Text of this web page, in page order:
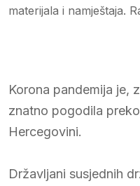
materijala i namještaja.
Korona pandemija je,
znatno pogodila
Hercegovini.
Državljani susjednih